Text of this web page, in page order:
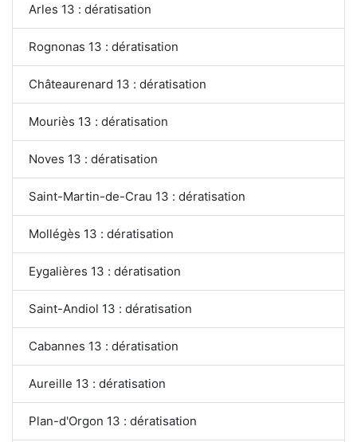
Arles 13 : dératisation
Rognonas 13 : dératisation
Châteaurenard 13 : dératisation
Mouriès 13 : dératisation
Noves 13 : dératisation
Saint-Martin-de-Crau 13 : dératisation
Mollégès 13 : dératisation
Eygalières 13 : dératisation
Saint-Andiol 13 : dératisation
Cabannes 13 : dératisation
Aureille 13 : dératisation
Plan-d'Orgon 13 : dératisation